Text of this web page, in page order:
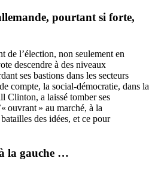
pourtant si forte,
de l’élection, non seulement en
descendre à des niveaux
ses bastions dans les secteurs
compte, la social-démocratie, dans la
Clinton, a laissé tomber ses
ouvrant » au marché, à la
des idées, et ce pour
la gauche …